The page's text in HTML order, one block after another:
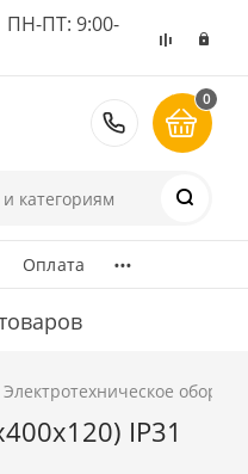
ПТ: 9:00-
8 (495)
0
Оплата ...
Электротехническое
IP31